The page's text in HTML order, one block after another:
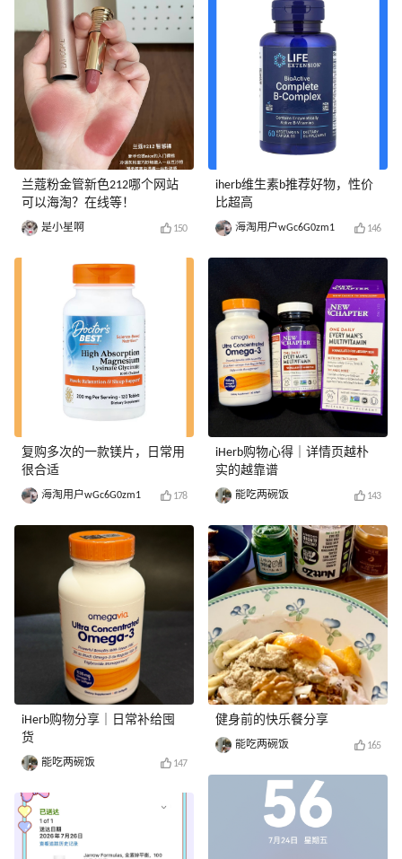
兰蔻粉金管新色212哪个网站
可以海淘？在线等！
是小星啊 150
复购多次的一款镁片，日常用
很合适
海淘用户wGc6G0zm1 178
iHerb购物分享｜日常补给囤
货
能吃两碗饭 147
iherb维生素b推荐好物，性价
比超高
海淘用户wGc6G0zm1 146
iHerb购物心得｜详情页越朴
实的越靠谱
能吃两碗饭 143
健身前的快乐餐分享
能吃两碗饭 165